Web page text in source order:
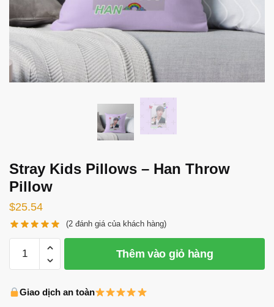
Stray Kids Pillows – Han Throw
Pillow
$25.54
(2 đánh giá của khách hàng)
Kids
Thêm vào giỏ hàng
Giao dịch an toàn